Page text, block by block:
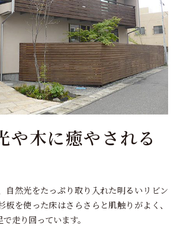
や木に癒やされる
自然光をたっぷり取り入れた明るいリビン
板を使った床はさらさらと肌触りがよく、
走り回っています。